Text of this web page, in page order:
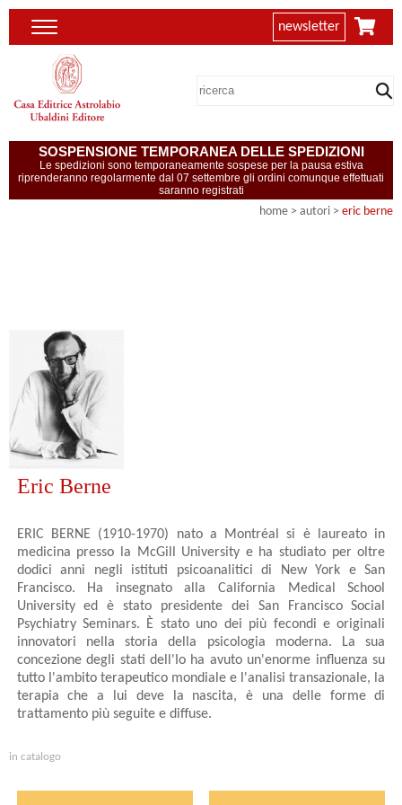
newsletter
SOSPENSIONE TEMPORANEA DELLE SPEDIZIONI
Le spedizioni sono temporaneamente sospese per la pausa estiva
riprenderanno regolarmente dal 07 settembre gli ordini comunque effettuati
saranno registrati
home > autori > eric berne
Eric Berne
ERIC BERNE (1910-1970) nato a Montréal si è laureato in
medicina presso la McGill University e ha studiato per oltre
dodici anni negli istituti psicoanalitici di New York e San
Francisco. Ha insegnato alla California Medical School
University ed è stato presidente dei San Francisco Social
Psychiatry Seminars. È stato uno dei più fecondi e originali
innovatori nella storia della psicologia moderna. La sua
concezione degli stati dell'Io ha avuto un'enorme influenza su
tutto l'ambito terapeutico mondiale e l'analisi transazionale, la
terapia che a lui deve la nascita, è una delle forme di
trattamento più seguite e diffuse.
in catalogo